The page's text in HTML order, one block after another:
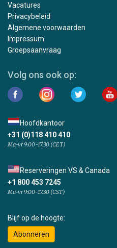
Vacatures
Privacybeleid
Algemene voorwaarden
Impressum
Groepsaanvraag
Volg ons ook op:
Hoofdkantoor
+31 (0)118 410 410
Ma-vr 9:00-17:30 (CET)
Reserveringen VS & Canada
+1 800 453 7245
Ma-vr 9:00-17:30 (CST)
Blijf op de hoogte:
Abonneren